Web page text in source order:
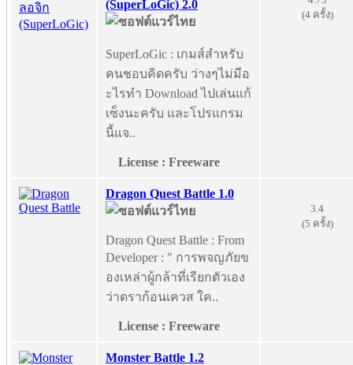
(SuperLoGic) 2.0
SuperLoGic : เกมส์สำหรับ
คนชอบคิดครับ ว่างๆไม่มีอ
ะไรทำ Download ไปเล่นแก้
เซ็งนะครับ และโปรแกรม
นี้แจ..
License : Freeware
(4 ครั้ง)
Dragon Quest Battle 1.0
Dragon Quest Battle : From
Developer : " การพจญภัยข
องเหล่าผู้กล้าที่เรียกตัวเอง
ว่าดราก้อนเควส ใค..
License : Freeware
3.4
(5 ครั้ง)
Monster Battle 1.2